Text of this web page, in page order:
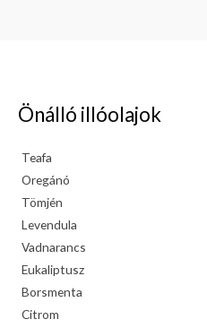
Önálló illóolajok
Teafa
Oregánó
Tömjén
Levendula
Vadnarancs
Eukaliptusz
Borsmenta
Citrom